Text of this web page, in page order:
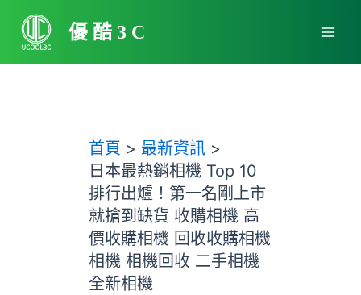
要
優酷3C
首頁
最新資訊
日本最熱銷相機 Top 10
排行出爐！第一名剛上市
就搶到缺貨 收購相機 高
價收購相機 回收收購相機
相機 相機回收 二手相機
全新相機